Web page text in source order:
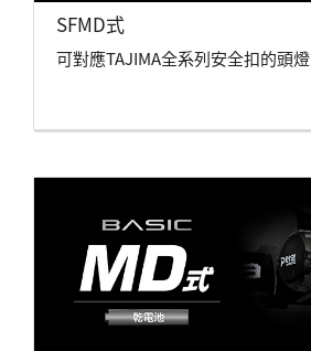
SFMD式
可對應TAJIMA全系列安全扣的頭燈